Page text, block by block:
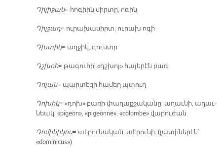
Դի­լի­ջան= հո­գիին սիր­տը, ո­գին
Դիլ­շադ= ու­րա­խա­սիրտ, ու­րախ ո­գի
Դխտիկ= աղ­ջիկ, դուստր
Դշխոհ= թա­գու­հի, «դշխոյ» հա­յե­րէն բառ
Դո­լան= պար­տէ­զի հա­մեղ պտուղ
Դո­խիկ= «դոխ» բա­ռի փա­ղաք­շա­կա­նը. ա­ղաւ­նի, ա­ղաւ­
նեակ. «pigeon», «pigeonne», «colombe» վա­րու­ժան
Դո­մի­նի­կոս= տէ­րու­նա­կան, տէ­րու­նի. (լա­տի­նե­րէն՝
«dominicus»)